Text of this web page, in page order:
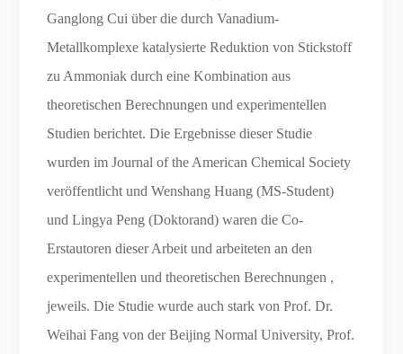
Ganglong Cui über die durch Vanadium-
Metallkomplexe katalysierte Reduktion von Stickstoff
zu Ammoniak durch eine Kombination aus
theoretischen Berechnungen und experimentellen
Studien berichtet. Die Ergebnisse dieser Studie
wurden im Journal of the American Chemical Society
veröffentlicht und Wenshang Huang (MS-Student)
und Lingya Peng (Doktorand) waren die Co-
Erstautoren dieser Arbeit und arbeiteten an den
experimentellen und theoretischen Berechnungen ,
jeweils. Die Studie wurde auch stark von Prof. Dr.
Weihai Fang von der Beijing Normal University, Prof.